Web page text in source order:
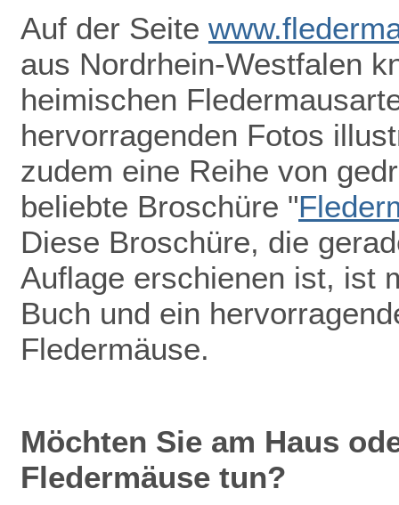
Auf der Seite
aus Nordrhein-Westfalen
heimischen
hervorragenden Fotos
zudem eine Reihe von
beliebte Broschüre "
Diese Broschüre, die
Auflage erschienen ist, ist
Buch und ein
Fledermäuse.
Möchten Sie am Haus
Fledermäuse tun?